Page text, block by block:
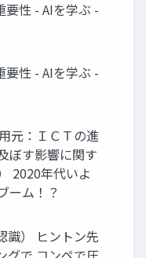
要性 - AIを学ぶ -
要性 - AIを学ぶ -
元：ＩＣＴの進
ぼす影響に関す
2020年代いよ
ーム！？
識） ヒントン先